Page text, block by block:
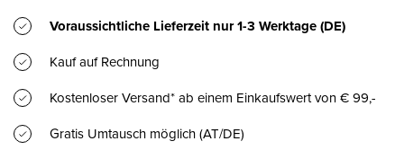
Voraussichtliche Lieferzeit nur1-3 Werktage(DE)
Kauf auf Rechnung
Kostenloser Versand* ab einem Einkaufswert von € 99,-
Gratis Umtausch möglich (AT/DE)